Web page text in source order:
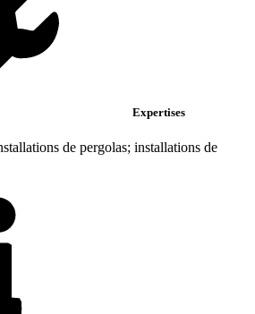
Expertises
de pergolas; installations de